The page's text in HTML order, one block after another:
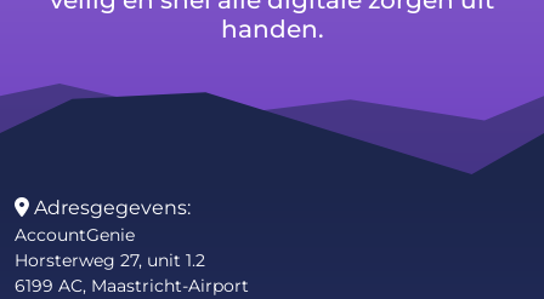
handen.
Adresgegevens:
AccountGenie
Horsterweg 27, unit 1.2
6199 AC, Maastricht-Airport